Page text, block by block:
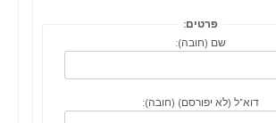
פרטים:
שם (חובה):
דוא"ל (לא יפורסם) (חובה):